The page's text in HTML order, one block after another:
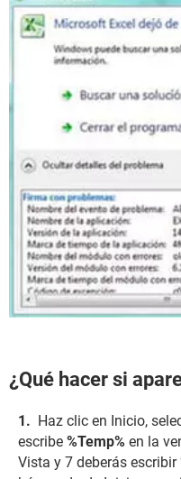
¿Qué hacer si
Haz clic en Inicio,
escribe %Temp% en la
Vista y 7 deberás escribir